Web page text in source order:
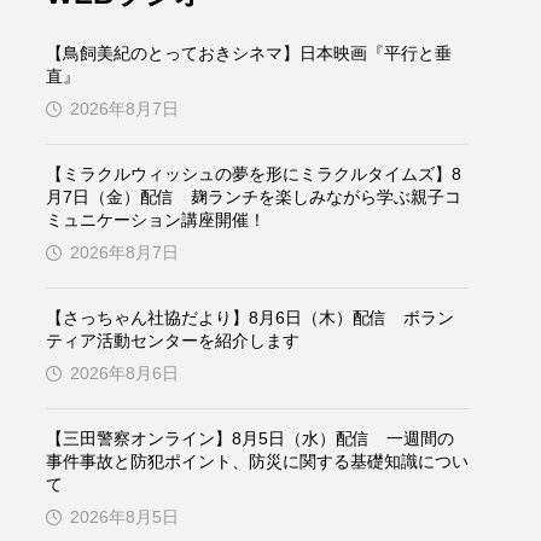
トム・ヒドルストン
バッド・ジーニアス
ヒョン・ウソク
ン・オズペテク
フランス フランス映画
ブレーメンの音楽隊
【鳥飼美紀のとっておきシネマ】日本映画『平行と垂
直』
2026年8月7日
【ミラクルウィッシュの夢を形にミラクルタイムズ】8
月7日（金）配信 麹ランチを楽しみながら学ぶ親子コ
ミュニケーション講座開催！
2026年8月7日
【さっちゃん社協だより】8月6日（木）配信 ボラン
ティア活動センターを紹介します
2026年8月6日
【三田警察オンライン】8月5日（水）配信 一週間の
事件事故と防犯ポイント、防災に関する基礎知識につい
て
2026年8月5日